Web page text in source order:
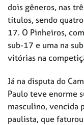
dois gêneros, nas
títulos, sendo
17. O Pinheiros,
sub-17 e uma na
vitórias na
Já na disputa do
Paulo teve enorme
masculino, vencida
paulista, que